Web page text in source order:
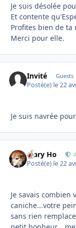
Je suis désolée
Et contente
Profites bien de ta
Merci pour elle.
Invité Guests
Posté(e) le 22
Je suis navrée
Mary Ho
Posté(e) le 22
Je savais
caniche...votre
sans rien